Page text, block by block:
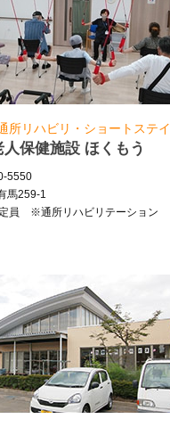
所リハビリ・ショートステイ
人保健施設 ほくもう
5550
馬259-1
員 ※通所リハビリテーション